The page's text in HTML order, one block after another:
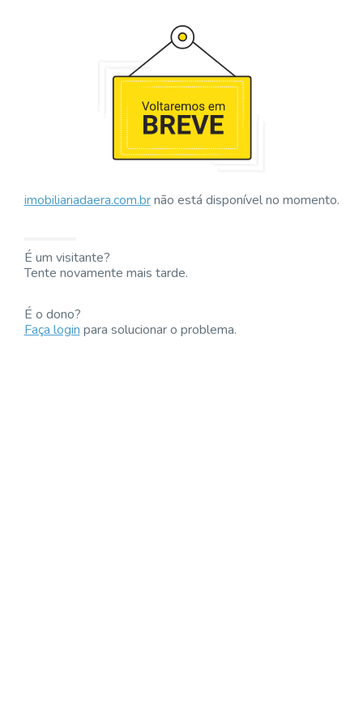
imobiliariadaera.com.brnão está disponível no momento.
É um visitante?
Tente novamente mais tarde.
É o dono?
Faça loginpara solucionar o problema.